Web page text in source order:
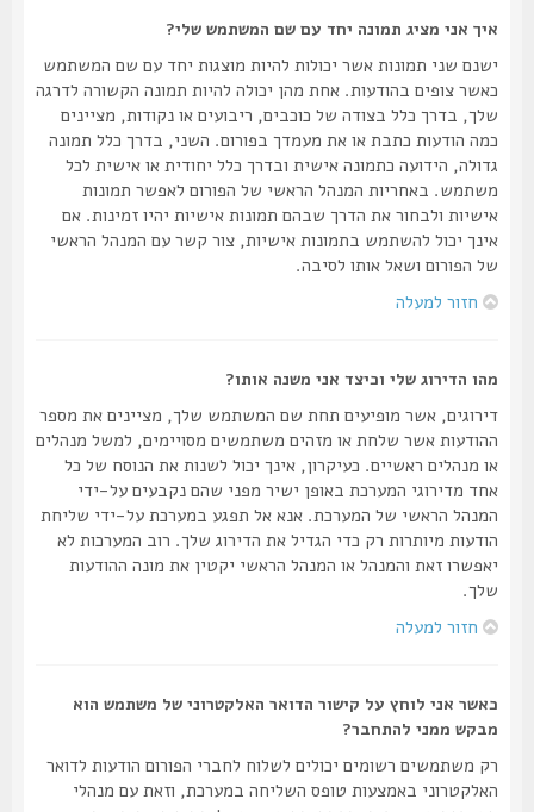
איך אני מציג תמונה יחד עם שם המשתמש שלי?
ישנם שני תמונות אשר יכולות להיות מוצגות יחד עם שם המשתמש
כאשר צופים בהודעות. אחת מהן יכולה להיות תמונה הקשורה לדרגה
שלך, בדרך כלל בצודה של כוכבים, ריבועים או נקודות, מציינים
כמה הודעות כתבת או את מעמדך בפורום. השני, בדרך כלל תמונה
גדולה, הידועה כתמונה אישית ובדרך כלל יחודית או אישית לכל
משתמש. באחריות המנהל הראשי של הפורום לאפשר תמונות
אישיות ולבחור את הדרך שבהם תמונות אישיות יהיו זמינות. אם
אינך יכול להשתמש בתמונות אישיות, צור קשר עם המנהל הראשי
של הפורום ושאל אותו לסיבה.
חזור למעלה
מהו הדירוג שלי וכיצד אני משנה אותו?
דירוגים, אשר מופיעים תחת שם המשתמש שלך, מציינים את מספר
ההודעות אשר שלחת או מזהים משתמשים מסויימים, למשל מנהלים
או מנהלים ראשיים. כעיקרון, אינך יכול לשנות את הנוסח של כל
אחד מדירוגי המערכת באופן ישיר מפני שהם נקבעים על-ידי
המנהל הראשי של המערכת. אנא אל תפגע במערכת על-ידי שליחת
הודעות מיותרות רק כדי הגדיל את הדירוג שלך. רוב המערכות לא
יאפשרו זאת והמנהל או המנהל הראשי יקטין את מונה ההודעות
חזור למעלה
כאשר אני לוחץ על קישור הדואר האלקטרוני של משתמש הוא
מבקש ממני להתחבר?
רק משתמשים רשומים יכולים לשלוח לחברי הפורום הודעות לדואר
האלקטרוני באמצעות טופס השליחה במערכת, וזאת עם מנהלי